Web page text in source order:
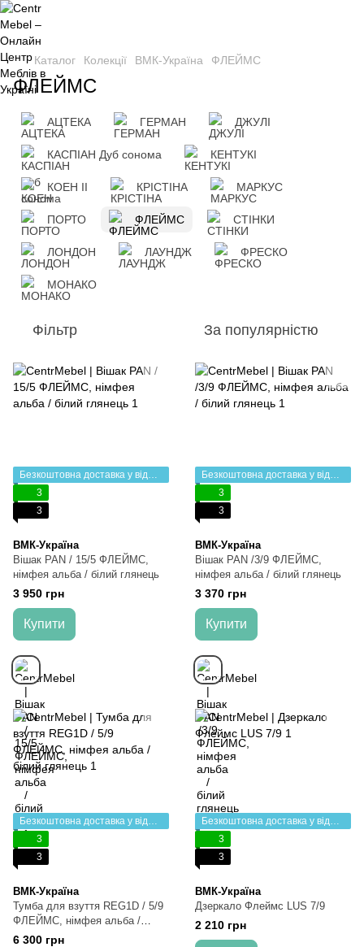
Каталог Колекції ВМК-Україна ФЛЕЙМС
ФЛЕЙМС
АЦТЕКА ГЕРМАН ДЖУЛІ
КАСПІАН Дуб сонома КЕНТУКІ
КОЕН II КРІСТІНА МАРКУС
ПОРТО ФЛЕЙМС СТІНКИ
ЛОНДОН ЛАУНДЖ ФРЕСКО
МОНАКО
Фільтр За популярністю
Безкоштовна доставка у відділення НП
3
3
ВМК-Україна
Вішак PAN / 15/5 ФЛЕЙМС,
німфея альба / білий глянець
3 950 грн
Купити
Безкоштовна доставка у відділення НП
3
3
ВМК-Україна
Вішак PAN /3/9 ФЛЕЙМС,
німфея альба / білий глянець
3 370 грн
Купити
Безкоштовна доставка у відділення НП
3
3
ВМК-Україна
Тумба для взуття REG1D / 5/9
ФЛЕЙМС, німфея альба /
білий глянець
6 300 грн
Безкоштовна доставка у відділення НП
3
3
ВМК-Україна
Дзеркало Флеймс LUS 7/9
2 210 грн